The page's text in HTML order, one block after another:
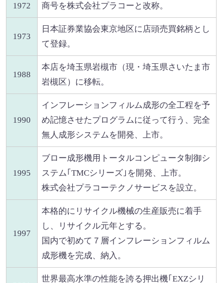
1972 商号を株式会社プラコーと改称。
1973
日本証券業協会東京地区に店頭売買銘柄とし
て登録。
1988
本店を埼玉県岩槻市（現・埼玉県さいたま市
岩槻区）に移転。
1990
インフレーションフィルム成形の全工程を予
め記憶させたプログラムに従って行う、完全
無人成形システムを開発、上市。
1995
ブロー成形機用トータルコンピュータ制御シ
ステム｢TMCシリーズ｣を開発、上市。
株式会社プラコーテクノサービスを設立。
1997
本格的にリサイクル機械の生産販売に着手
し、リサイクル元年とする。
国内で初めて７層インフレーションフィルム
成形機を完成、納入。
世界最高水準の性能を誇る押出機｢EXZシリ